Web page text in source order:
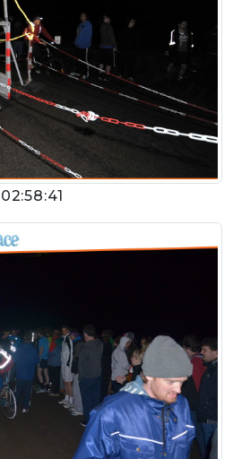
02:58:41